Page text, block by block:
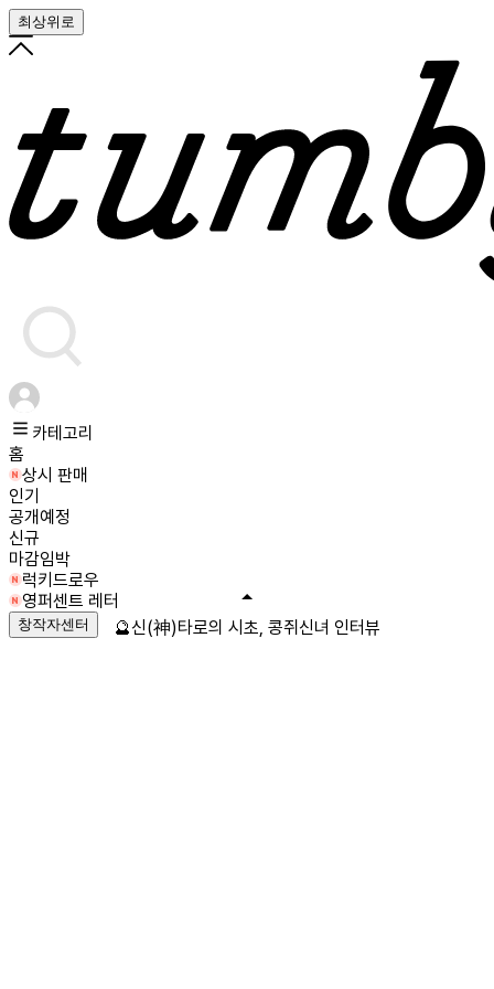
최상위로
카테고리
홈
상시 판매
인기
공개예정
신규
마감임박
럭키드로우
영퍼센트 레터
창작자센터 🔮신(神)타로의 시초, 콩쥐신녀 인터뷰